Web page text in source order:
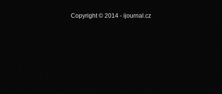
Copyright © 2014 - ijournal.cz